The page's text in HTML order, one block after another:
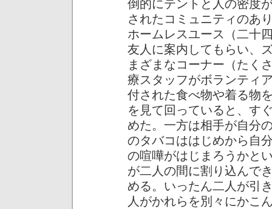
倒的にテントと人の密度
されたコミュニティのあ
ホームレスユース（二十
友人に案内してもらい、
まざまなコーナー（たく
療スタッフがボランティ
付された食べ物や着る物
を見て回っていると、す
めた。一方は相手が自分
のタバコははじめから自
の喧嘩がはじまろうかと
が二人の間に割り込んで
める。いったん二人が引
人がかれらを別々にかこ